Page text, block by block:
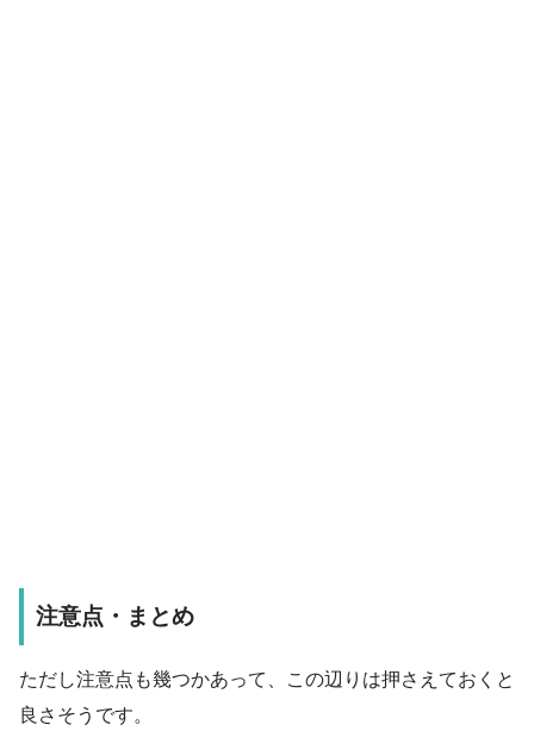
注意点・まとめ
ただし注意点も幾つかあって、この辺りは押さえておくと
良さそうです。